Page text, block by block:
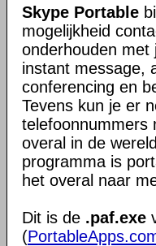
Skype Portable
mogelijkheid
onderhouden met
instant message,
conferencing en
Tevens kun je er
telefoonnummers
overal in de
programma is
het overal naar
Dit is de .paf.exe
(